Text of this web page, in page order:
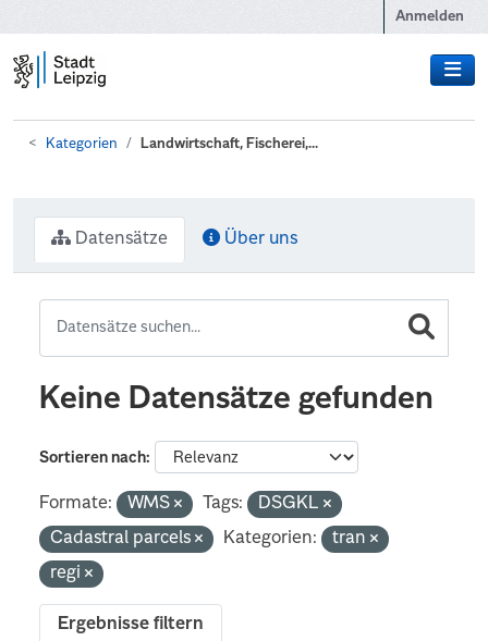
Anmelden
Kategorien Landwirtschaft, Fischerei,...
Datensätze Über uns
Keine Datensätze gefunden
Sortieren nach
Formate: WMS Tags:
DSGKL
Cadastral parcels
Kategorien:
tran
regi
Ergebnisse filtern